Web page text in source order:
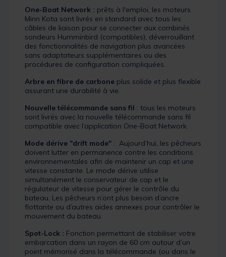
One-Boat Network : prêts à l'emploi, les moteurs
Minn Kota sont livrés en standard avec tous les
câbles de liaison pour se connecter aux combinés
sondeurs Humminbird (compatibles), déverrouillant
des fonctionnalités de navigation plus avancées
sans adaptateurs supplémentaires ou des
procédures de configuration compliquées.
Arbre en fibre de carbone plus solide et plus flexible
assurant une durabilité à vie.
Nouvelle télécommande sans fil : tous les moteurs
sont livrés avec la nouvelle télécommande sans fil
compatible avec l’application One-Boat Network.
Mode dérive "drift mode" : Aujourd’hui, les pêcheurs
doivent lutter en permanence contre les conditions
environnementales afin de maintenir un cap et une
vitesse constante. Le mode dérive utilise
simultanément le conservateur de cap et le
régulateur de vitesse pour gérer le contrôle du
bateau. Les pêcheurs n’ont plus besoin d’ancre
flottante ou d’autres aides annexes pour contrôler le
mouvement du bateau.
Spot-Lock : Fonction permettant de stabiliser votre
embarcation dans un rayon de 60 cm autour d’un
point mémorisé dans la télécommande (ou dans le